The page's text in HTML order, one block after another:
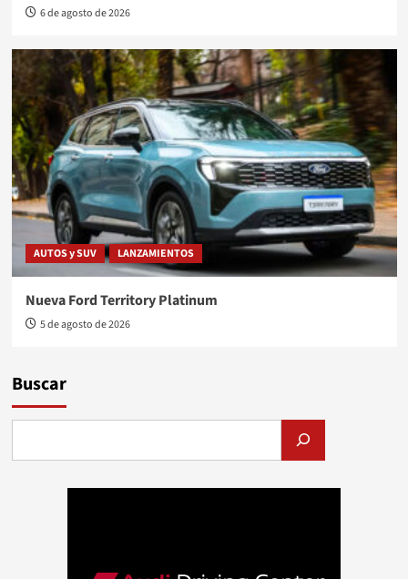
6 de agosto de 2026
AUTOS y SUV LANZAMIENTOS
Nueva Ford Territory Platinum
5 de agosto de 2026
Buscar